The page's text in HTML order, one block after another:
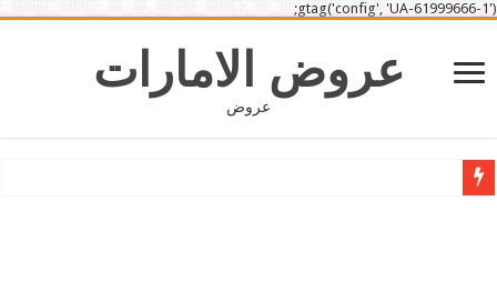
gtag('config', 'UA-61999666-1');
عروض الامارات
عروض